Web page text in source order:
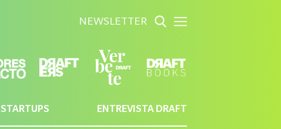
NEWSLETTER
STARTUPS ENTREVISTA DRAFT